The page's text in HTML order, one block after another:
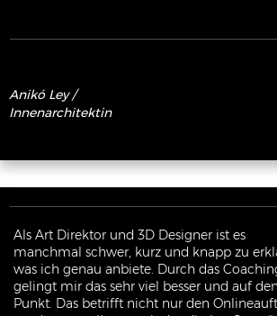
Anikó Ley/
Innenarchitektin
Als Art Direktor und 3D Designer ist es
manchmal schwer, kurz und knapp zu
was ich genau anbiete. Durch das
gelingt mir das sehr viel besser und auf den
Punkt. Das betrifft nicht nur den